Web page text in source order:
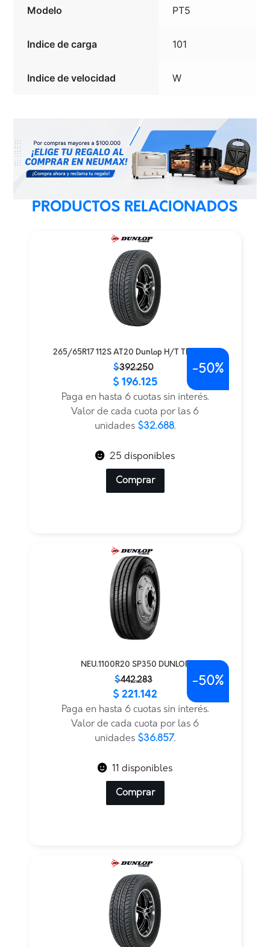
Modelo PT5
Indice de carga 101
Indice de velocidad W
PRODUCTOS RELACIONADOS
265/65R17 112S AT20 Dunlop H/T TL — THA
$392.250
original
$392.250.
actual
$ 196.125
Paga en hasta 6 cuotas sin interés.
Valor de cada cuota por las 6
unidades $32.688.
-50%
25 disponibles
Comprar
NEU.1100R20 SP350 DUNLOP
$442.283
original
actual
$ 221.142
Paga en hasta 6 cuotas sin interés.
Valor de cada cuota por las 6
unidades $36.857.
-50%
11 disponibles
Comprar